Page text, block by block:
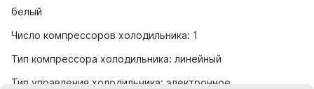
белый
Число компрессоров холодильника: 1
Тип компрессора холодильника: линейный
Тип управления холодильника: электронное